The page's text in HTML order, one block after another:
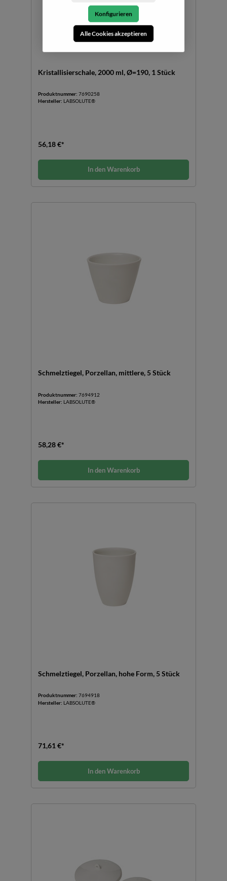
Kristallisierschale, 2000 ml, Ø=190, 1 Stück
Produktnummer: 7690258
Hersteller: LABSOLUTE®
56,18 €*
In den Warenkorb
Schmelztiegel, Porzellan, mittlere, 5 Stück
Produktnummer: 7694912
Hersteller: LABSOLUTE®
58,28 €*
In den Warenkorb
Schmelztiegel, Porzellan, hohe Form, 5 Stück
Produktnummer: 7694918
Hersteller: LABSOLUTE®
71,61 €*
In den Warenkorb
Konfigurieren
Alle Cookies akzeptieren